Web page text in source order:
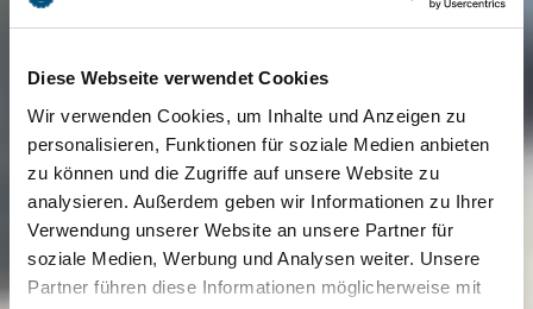
Diese Webseite verwendet Cookies
Wir verwenden Cookies, um Inhalte und Anzeigen zu
personalisieren, Funktionen für soziale Medien anbieten
zu können und die Zugriffe auf unsere Website zu
analysieren. Außerdem geben wir Informationen zu Ihrer
Verwendung unserer Website an unsere Partner für
soziale Medien, Werbung und Analysen weiter. Unsere
Partner führen diese Informationen möglicherweise mit